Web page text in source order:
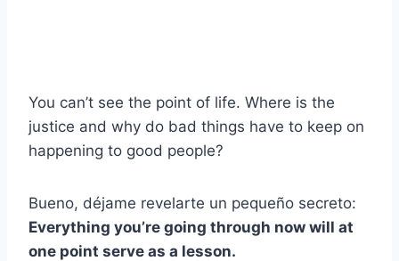
You can’t see the point of life. Where is the
justice and why do bad things have to keep on
happening to good people?
Bueno, déjame revelarte un pequeño secreto:
Everything you’re going through now will at
one point serve as a lesson.